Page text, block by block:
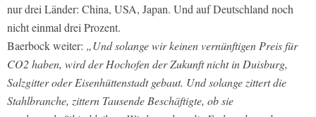
nur drei Länder: China, USA, Japan. Und auf Deutschland noch
nicht einmal drei Prozent.
Baerbock weiter: „Und solange wir keinen vernünftigen Preis für
CO2 haben, wird der Hochofen der Zukunft nicht in Duisburg,
Salzgitter oder Eisenhüttenstadt gebaut. Und solange zittert die
Stahlbranche, zittern Tausende Beschäftigte, ob sie